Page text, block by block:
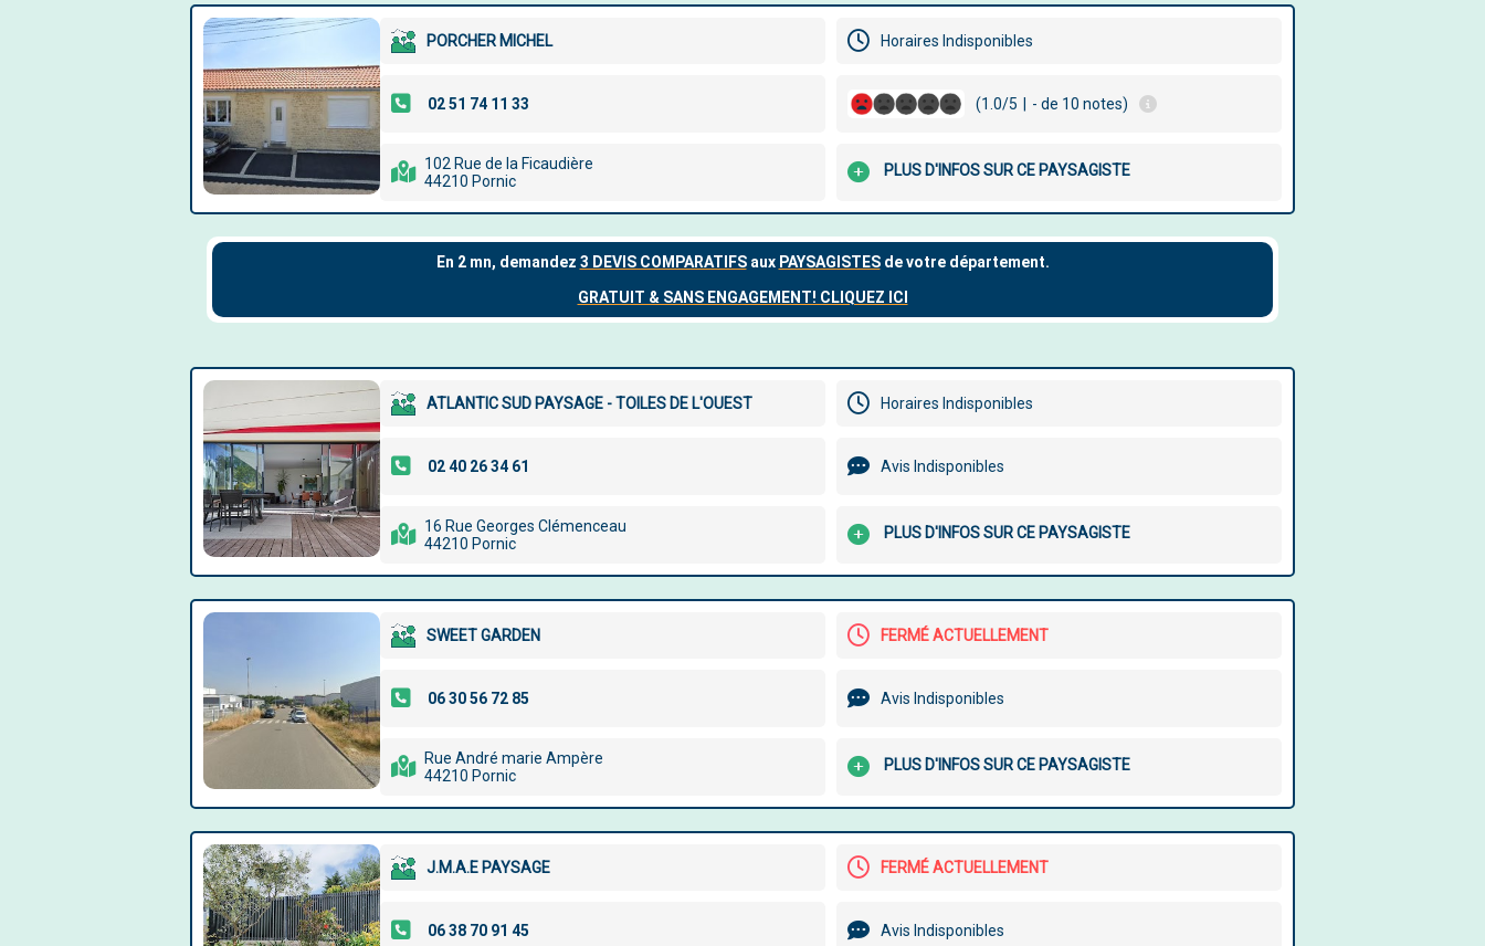
PORCHER MICHEL Horaires Indisponibles
(1.0/5 - de 10 notes)
102 Rue de la Ficaudière
44210 Pornic
PLUS D'INFOS SUR CE PAYSAGISTE
ATLANTIC SUD PAYSAGE - TOILES DE L'OUEST Horaires Indisponibles
Avis Indisponibles
16 Rue Georges Clémenceau
44210 Pornic
PLUS D'INFOS SUR CE PAYSAGISTE
SWEET GARDEN FERMÉ ACTUELLEMENT
Avis Indisponibles
Rue André marie Ampère
44210 Pornic
PLUS D'INFOS SUR CE PAYSAGISTE
J.M.A.E PAYSAGE FERMÉ ACTUELLEMENT
Avis Indisponibles